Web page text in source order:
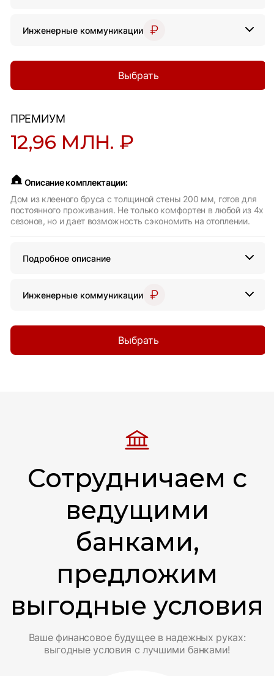
Инженерные коммуникации
Выбрать
ПРЕМИУМ
12,96 МЛН. ₽
Описание комплектации:
Дом из клееного бруса с толщиной стены 200 мм, готов для
постоянного проживания. Не только комфортен в любой из 4х
сезонов, но и дает возможность сэкономить на отоплении.
Подробное описание
Инженерные коммуникации
Выбрать
Сотрудничаем с
ведущими
банками,
предложим
выгодные условия
Ваше финансовое будущее в надежных руках:
выгодные условия с лучшими банками!